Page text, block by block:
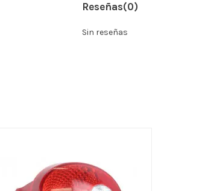
Reseñas(0)
Sin reseñas